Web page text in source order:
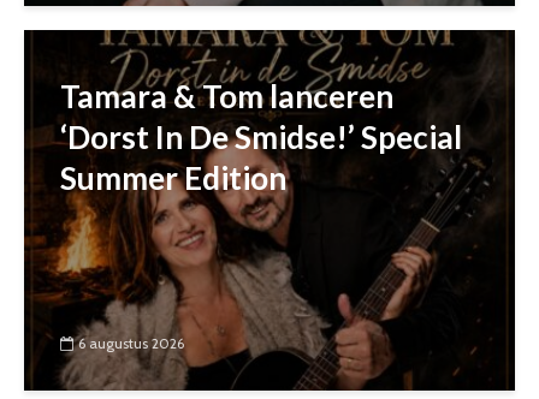
Tamara & Tom lanceren
‘Dorst In De Smidse!’ Special
Summer Edition
6 augustus 2026